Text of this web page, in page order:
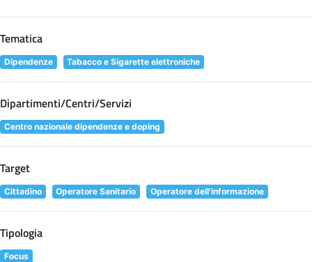
Tematica
Dipendenze Tabacco e Sigarette elettroniche
Dipartimenti/Centri/Servizi
Centro nazionale dipendenze e doping
Target
Cittadino Operatore Sanitario Operatore dell'informazione
Tipologia
Focus